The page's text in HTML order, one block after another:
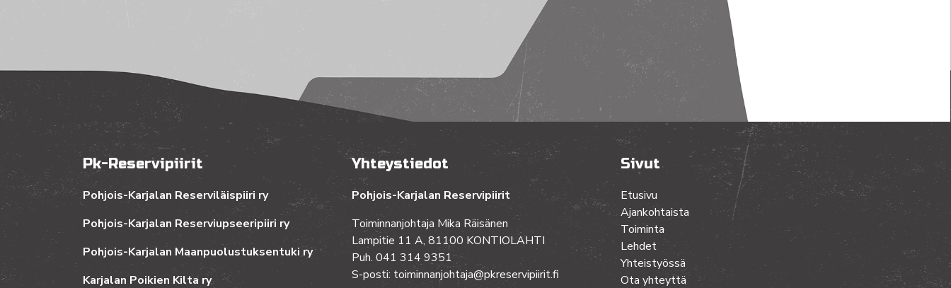
Pk-Reservipiirit
Pohjois-Karjalan Reserviläispiiri ry
Pohjois-Karjalan Reserviupseeripiiri ry
Pohjois-Karjalan Maanpuolustuksentuki ry
Karjalan Poikien Kilta ry
Yhteystiedot
Pohjois-Karjalan Reservipiirit
Toiminnanjohtaja Mika Räisänen
Lampitie 11 A, 81100 KONTIOLAHTI
Puh. 041 314 9351
S-posti: toiminnanjohtaja@pkreservipiirit.fi
Sivut
Etusivu
Ajankohtaista
Toiminta
Lehdet
Yhteistyössä
Ota yhteyttä